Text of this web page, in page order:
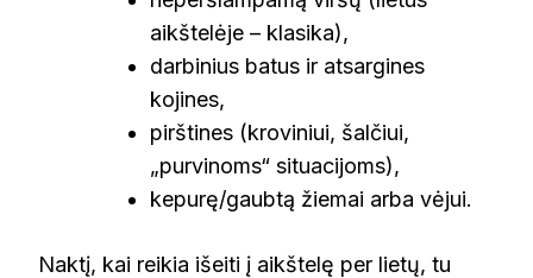
aikštelėje – klasika),
darbinius batus ir atsargines
kojines,
pirštines (kroviniui, šalčiui,
„purvinoms“ situacijoms),
kepurę/gaubtą žiemai arba vėjui.
Naktį, kai reikia išeiti į aikštelę per lietų, tu